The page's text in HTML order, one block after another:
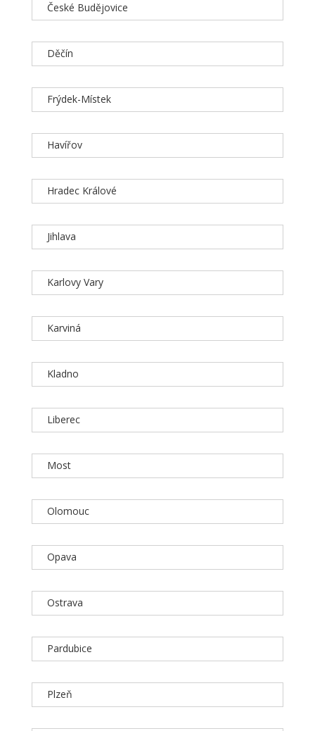
České Budějovice
Děčín
Frýdek-Místek
Havířov
Hradec Králové
Jihlava
Karlovy Vary
Karviná
Kladno
Liberec
Most
Olomouc
Opava
Ostrava
Pardubice
Plzeň